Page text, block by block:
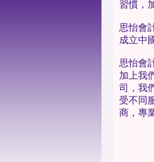
習慣，
思怡會
成立中
思怡會
加上我
司，我
受不同
商，專